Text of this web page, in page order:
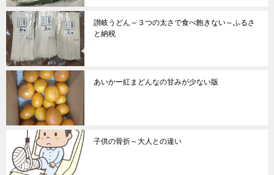
讃岐うどん～３つの太さで食べ飽きない～ふるさ
と納税
あいかー紅まどんなの甘みが少ない版
子供の骨折～大人との違い